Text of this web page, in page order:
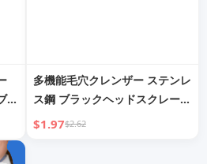
ラ
ー
ォ
多機能毛穴クレンザー ステンレ
ス鋼 ブラックヘッドスクレーピ
ング 美容ツール フェイシャル
$1.97$2.62